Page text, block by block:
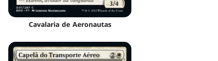
Cavalaria de Aeronautas